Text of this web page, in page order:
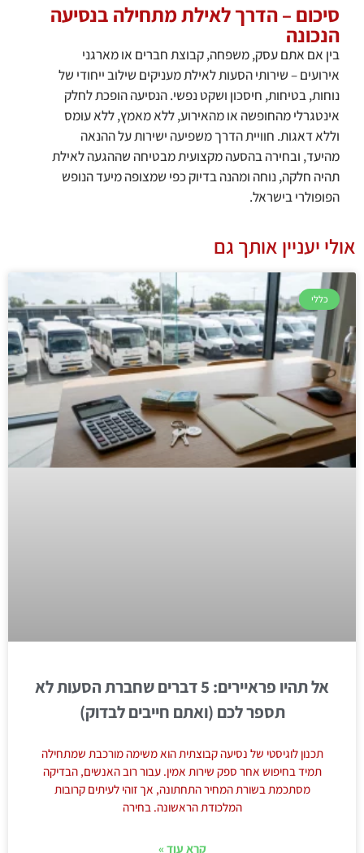
סיכום – הדרך לאילת מתחילה בנסיעה
הנכונה
בין אם אתם עסק, משפחה, קבוצת חברים או מארגני
אירועים – שירותי הסעות לאילת מעניקים שילוב ייחודי של
נוחות, בטיחות, חיסכון ושקט נפשי. הנסיעה הופכת לחלק
אינטגרלי מהחופשה או מהאירוע, ללא מאמץ, ללא עומס
וללא דאגות. חוויית הדרך משפיעה ישירות על ההנאה
מהיעד, ובחירה בהסעה מקצועית מבטיחה שההגעה לאילת
תהיה חלקה, נוחה ומהנה בדיוק כפי שמצופה מיעד הנופש
הפופולרי בישראל.
אולי יעניין אותך גם
כללי
אל תהיו פראיירים: 5 דברים שחברת הסעות לא
תספר לכם (ואתם חייבים לבדוק)
תכנון לוגיסטי של נסיעה קבוצתית הוא משימה מורכבת שמתחילה
תמיד בחיפוש אחר ספק שירות אמין. עבור רוב האנשים, הבדיקה
מסתכמת בשורת המחיר התחתונה, אך זוהי לעיתים קרובות
המלכודת הראשונה. בחירה
קרא עוד »